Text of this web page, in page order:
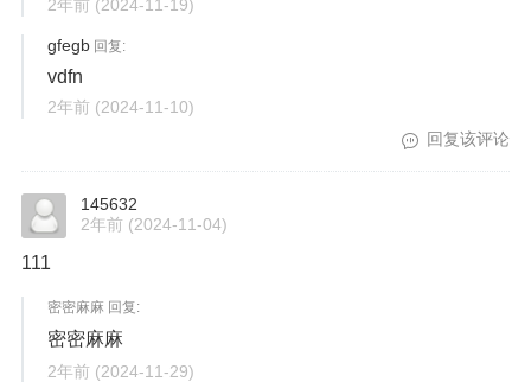
2年前 (2024-11-19)
gfegb 回复:
vdfn
2年前 (2024-11-10)
回复该评论
145632
2年前 (2024-11-04)
111
密密麻麻 回复:
密密麻麻
2年前 (2024-11-29)